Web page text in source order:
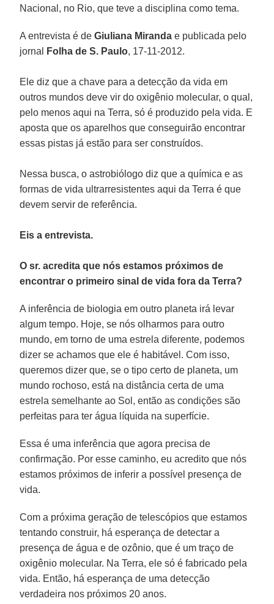
Nacional, no Rio, que teve a disciplina como tema.
A entrevista é deGiuliana Miranda e publicada pelo
jornal
Folha de S. Paulo, 17-11-2012.
Ele diz que a chave para a detecção da vida em
outros mundos deve vir do oxigênio molecular, o qual,
pelo menos aqui na Terra, só é produzido pela vida. E
aposta que os aparelhos que conseguirão encontrar
essas pistas já estão para ser construídos.
Nessa busca, o astrobiólogo diz que a química e as
formas de vida ultrarresistentes aqui da Terra é que
devem servir de referência.
Eis a entrevista.
O sr. acredita que nós estamos próximos de
encontrar o primeiro sinal de vida fora da Terra?
A inferência de biologia em outro planeta irá levar
algum tempo. Hoje, se nós olharmos para outro
mundo, em torno de uma estrela diferente, podemos
dizer se achamos que ele é habitável. Com isso,
queremos dizer que, se o tipo certo de planeta, um
mundo rochoso, está na distância certa de uma
estrela semelhante ao Sol, então as condições são
perfeitas para ter água líquida na superfície.
Essa é uma inferência que agora precisa de
confirmação. Por esse caminho, eu acredito que nós
estamos próximos de inferir a possível presença de
vida.
Com a próxima geração de telescópios que estamos
tentando construir, há esperança de detectar a
presença de água e de ozônio, que é um traço de
oxigênio molecular. Na Terra, ele só é fabricado pela
vida. Então, há esperança de uma detecção
verdadeira nos próximos 20 anos.